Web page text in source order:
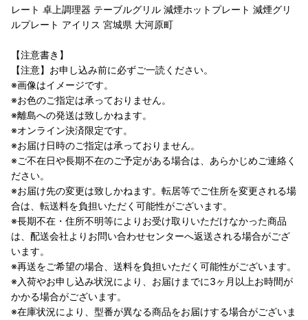
レート 卓上調理器 テーブルグリル 減煙ホットプレート 減煙グリ
ルプレート アイリス 宮城県 大河原町
【注意書き】
【注意】お申し込み前に必ずご一読ください。
※画像はイメージです。
※お色のご指定は承っておりません。
※離島への発送は致しかねます。
※オンライン決済限定です。
※お届け日時のご指定は承っておりません。
※ご不在日や長期不在のご予定がある場合は、あらかじめご連絡く
ださい。
※お届け先の変更は致しかねます。転居等でご住所を変更される場
合は、転送料を負担いただく可能性がございます。
※長期不在・住所不明等によりお受け取りいただけなかった商品
は、配送会社よりお問い合わせセンターへ返送される場合がござ
います。
※再送をご希望の場合、送料を負担いただく可能性がございます。
※入荷やお申し込み状況により、お届けまでに3ヶ月以上お時間が
かかる場合がございます。
※在庫状況により、型番が異なる商品をお届けする場合がございま